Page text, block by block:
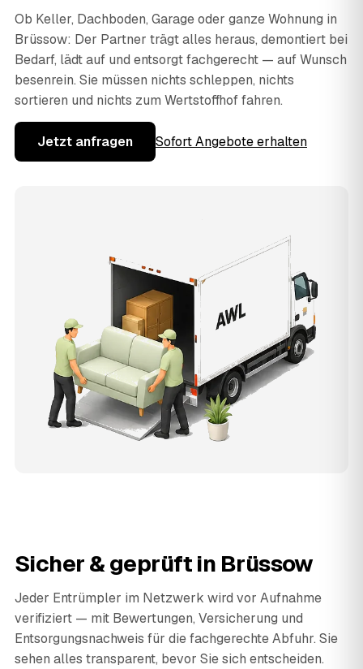
Ob Keller, Dachboden, Garage oder ganze Wohnung in
Brüssow: Der Partner trägt alles heraus, demontiert bei
Bedarf, lädt auf und entsorgt fachgerecht — auf Wunsch
besenrein. Sie müssen nichts schleppen, nichts
sortieren und nichts zum Wertstoffhof fahren.
Jetzt anfragen Sofort Angebote erhalten
Sicher & geprüft in Brüssow
Jeder Entrümpler im Netzwerk wird vor Aufnahme
verifiziert — mit Bewertungen, Versicherung und
Entsorgungsnachweis für die fachgerechte Abfuhr. Sie
sehen alles transparent, bevor Sie sich entscheiden.